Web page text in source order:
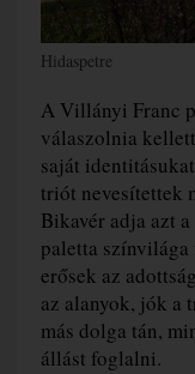
Hidaspetre
A Villányi Franc
válaszolnia
saját
triót nevesítettek
Bikavér adja azt
paletta
erősek az
az alanyok, jók a
más dolga tán,
állást foglalni.